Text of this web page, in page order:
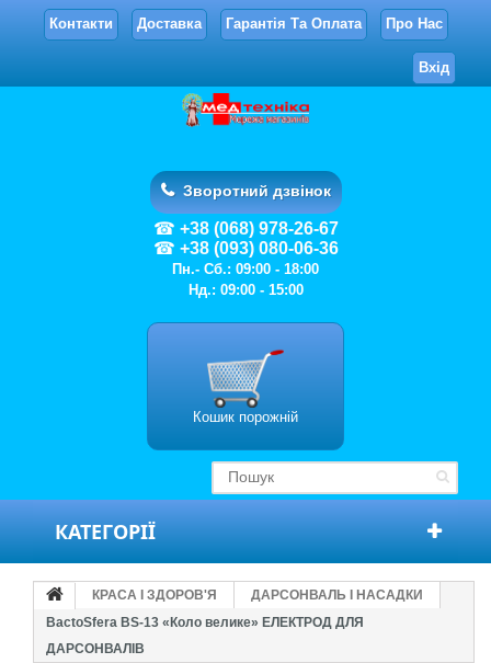
Контакти Доставка Гарантія Та Оплата Про Нас
Вхід
Зворотний дзвінок
+38 (068) 978-26-67
+38 (093) 080-06-36
Пн.- Сб.: 09:00 - 18:00
Нд.: 09:00 - 15:00
Кошик порожній
КАТЕГОРІЇ
КРАСА І ЗДОРОВ'Я
ДАРСОНВАЛЬ І НАСАДКИ
BactoSfera BS-13 «Коло велике» ЕЛЕКТРОД ДЛЯ
ДАРСОНВАЛІВ